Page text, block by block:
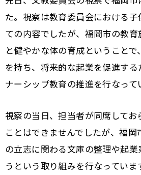
た。視察は教育委員会における
ての内容でしたが、福岡市の教
と健やかな体の育成ということ
を持ち、将来的な起業を促進す
ナーシップ教育の推進を行なって
視察の当日、担当者が同席してお
ことはできませんでしたが、福
の立志に関わる文庫の整理や起
うという取り組みを行なっていま